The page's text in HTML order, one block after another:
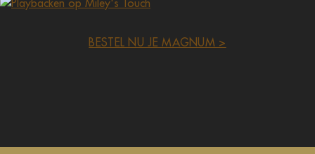
BESTEL NU JE MAGNUM >